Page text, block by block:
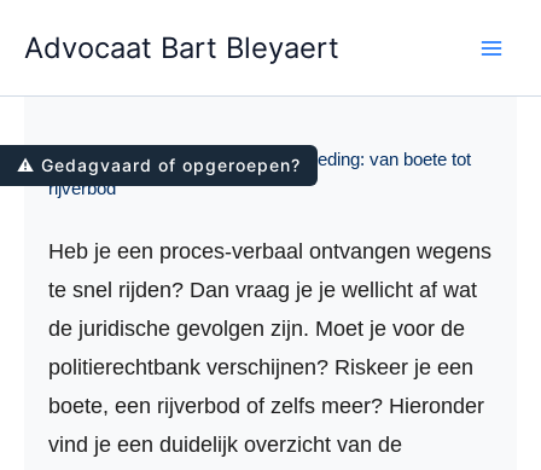
naar
inhoud
Advocaat Bart Bleyaert
Gevolgen van een snelheidsovertreding: van boete tot
rijverbod
Heb je een proces-verbaal ontvangen wegens
te snel rijden? Dan vraag je je wellicht af wat
de juridische gevolgen zijn. Moet je voor de
politierechtbank verschijnen? Riskeer je een
boete, een rijverbod of zelfs meer? Hieronder
vind je een duidelijk overzicht van de
⚠️ Gedagvaard of opgeroepen?